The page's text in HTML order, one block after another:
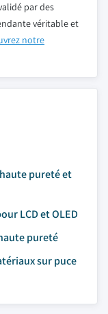
par des
véritable et
notre
pureté et
LCD et OLED
pureté
sur puce